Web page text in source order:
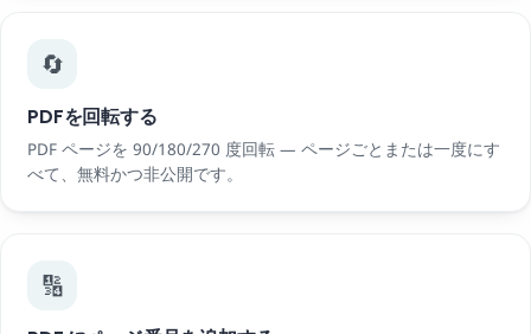
🔄
PDFを回転する
PDF ページを 90/180/270 度回転 — ページごとまたは一度にす
べて、無料かつ非公開です。
🔢